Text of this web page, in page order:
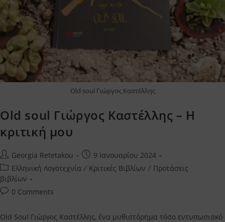
Old soul Γιώργος Καστέλλης
Old soul Γιώργος Καστέλλης – Η
κριτική μου
Post
author:
Georgia Retetakou
Post
published:
9 Ιανουαρίου 2024
Post
category:
Ελληνική Λογοτεχνία / Κριτικές Βιβλίων / Προτάσεις
βιβλίων
Post0 Comments
Old Soul Γιώργος Καστέλλης, ένα μυθιστόρημα τόσο εντυπωσιακό